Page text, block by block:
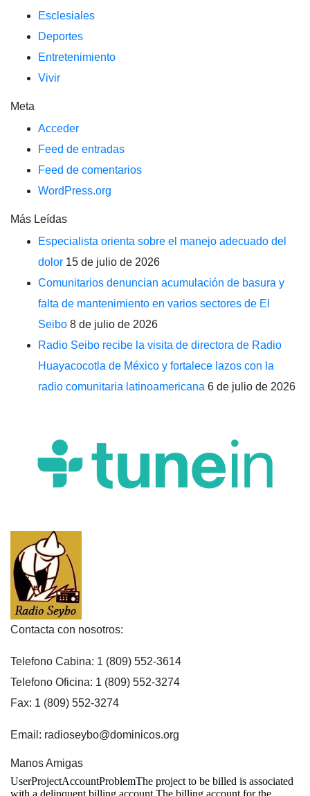
Esclesiales
Deportes
Entretenimiento
Vivir
Meta
Acceder
Feed de entradas
Feed de comentarios
WordPress.org
Más Leídas
Especialista orienta sobre el manejo adecuado del
dolor 15 de julio de 2026
Comunitarios denuncian acumulación de basura y
falta de mantenimiento en varios sectores de El
Seibo 8 de julio de 2026
Radio Seibo recibe la visita de directora de Radio
Huayacocotla de México y fortalece lazos con la
radio comunitaria latinoamericana 6 de julio de 2026
Contacta con nosotros:
Telefono Cabina: 1 (809) 552-3614
Telefono Oficina: 1 (809) 552-3274
Fax: 1 (809) 552-3274
Email: radioseybo@dominicos.org
Manos Amigas